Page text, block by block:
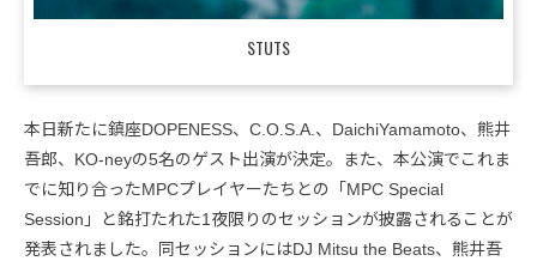
STUTS
本日新たに鎮座DOPENESS、C.O.S.A.、DaichiYamamoto、熊井
吾郎、KO-neyの5名のゲスト出演が決定。また、本公演でこれま
でに知り合ったMPCプレイヤーたちとの「MPC Special
Session」と銘打たれた1夜限りのセッションが披露されることが
発表されました。同セッションにはDJ Mitsu the Beats、熊井吾